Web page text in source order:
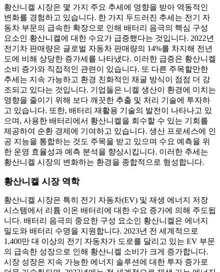
황산니켈 시장은 몇 가지 주요 추세에 영향을 받아 역동적인
변화를 경험하고 있습니다. 한 가지 두드러진 추세는 전기 자
동차 부문의 급속한 확장으로 인해 배터리 음극의 핵심 구성
요소인 황산니켈에 대한 수요가 급증했다는 것입니다. 2022년
전기차 판매량은 글로벌 자동차 판매량의 14%를 차지해 전년
도에 비해 상당한 증가세를 나타냈다. 이러한 급증은 황산니켈
소비 증가와 직접적인 관련이 있습니다. 또 다른 주목할만한
추세는 지속 가능하고 환경 친화적인 채굴 방식이 점점 더 강
조되고 있다는 것입니다. 기업들은 니켈 생산이 환경에 미치는
영향을 줄이기 위해 보다 깨끗한 추출 및 처리 기술에 투자하
고 있습니다. 또한, 배터리 재활용 기술의 발전이 나타나고 있
으며, 사용한 배터리에서 황산니켈을 회수할 수 있는 기회를
제공하여 순환 경제에 기여하고 있습니다. 생산 프로세스에 인
공 지능을 통합하는 것도 주목을 받고 있으며 수요 예측을 위
한 운영 효율성과 예측 분석을 향상시킵니다. 이러한 추세는
황산니켈 시장의 변화하는 환경을 종합적으로 형성합니다.
황산니켈 시장 역학
황산니켈 시장은 특히 전기 자동차(EV) 및 재생 에너지 저장
시스템에서 리튬 이온 배터리에 대한 수요 증가에 의해 주도됩
니다. 배터리 음극의 중요한 구성 요소인 황산니켈은 에너지
밀도와 배터리 수명을 지원합니다. 2023년 전 세계적으로
1,400만 대 이상의 전기 자동차가 도로를 달리고 있는 EV 부문
의 급속한 성장으로 인해 황산니켈 소비가 크게 증가합니다.
시장 성장은 지속 가능한 에너지 솔루션에 대한 투자 증가로